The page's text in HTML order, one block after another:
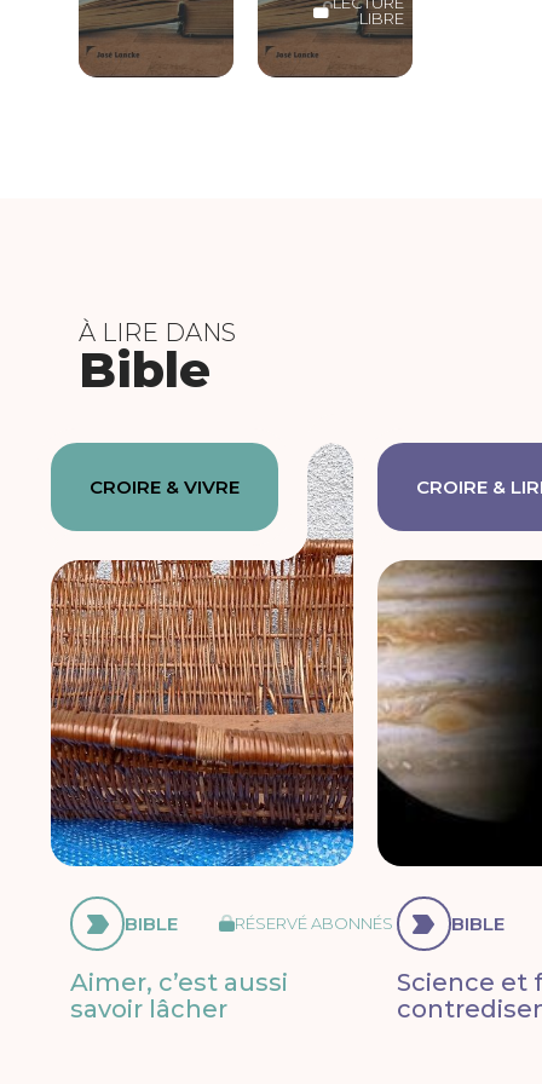
LIBRE
À LIRE DANS
Bible
CROIRE & VIVRE
BIBLE RÉSERVÉ ABONNÉS
Aimer, c’est aussi
savoir lâcher
CROIRE &
BIBLE
Science et